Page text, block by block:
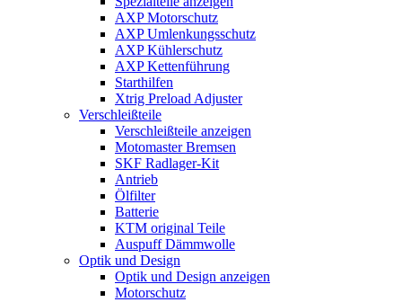
AXP Motorschutz
AXP Umlenkungsschutz
AXP Kühlerschutz
AXP Kettenführung
Starthilfen
Xtrig Preload Adjuster
Verschleißteile
Verschleißteile anzeigen
Motomaster Bremsen
SKF Radlager-Kit
Antrieb
Ölfilter
Batterie
KTM original Teile
Auspuff Dämmwolle
Optik und Design
Optik und Design anzeigen
Motorschutz